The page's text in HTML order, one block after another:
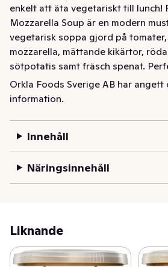
enkelt att äta vegetariskt till lunch!
Mozzarella Soup är en modern
vegetarisk soppa gjord på
mozzarella, mättande kikärtor,
sötpotatis samt fräsch spenat.
mellanösternkryddan harissa.
vegetarisk och innehåller hela 57%
En färdigrätt perfekt som en lätt
snabb middag. Värm och ät direkt
häll upp i en tallrik och njut. Det
att äta vegetariskt! Felix Veggie är
vegetariska rätter som både
mer om Felix vegetariska mat på
Med Felix soppor från Felix
enkelt att äta vegetariskt till lunch!
Orkla Foods Sverige AB har angett
information.
Innehåll
Näringsinnehåll
Liknande